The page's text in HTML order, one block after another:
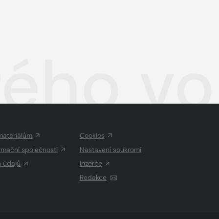
společnosti
údajů
Cookies
Nastavení soukromí
Inzerce
Redakce